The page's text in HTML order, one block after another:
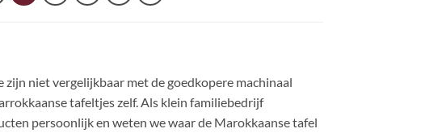
zijn niet vergelijkbaar met de goedkopere machinaal
tafeltjes zelf. Als klein familiebedrijf
persoonlijk en weten we waar de Marokkaanse tafel